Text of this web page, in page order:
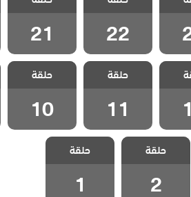
22
22
21
21
مسلسل القروية
الجميلة الحلقة
11
حلقة
11
مسلسل القروية
الجميلة الحلقة
10
حلقة
10
مسلسل القروية
الجميلة الحلقة 2
حلقة
2
مسلسل القروية
الجميلة الحلقة 1
حلقة
1